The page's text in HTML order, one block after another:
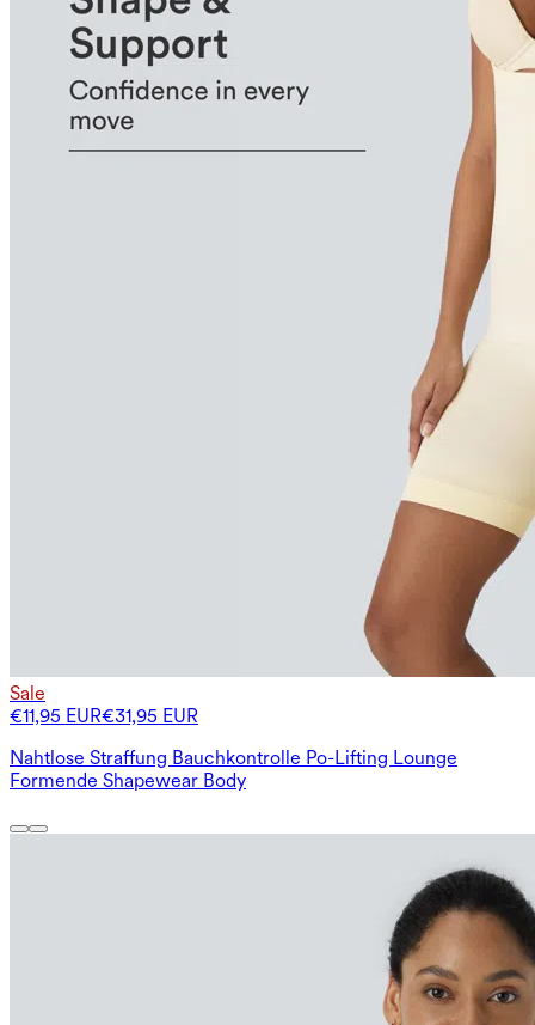
Sale
€11,95 EUR€31,95 EUR
Nahtlose Straffung Bauchkontrolle Po-Lifting Lounge
Formende Shapewear Body